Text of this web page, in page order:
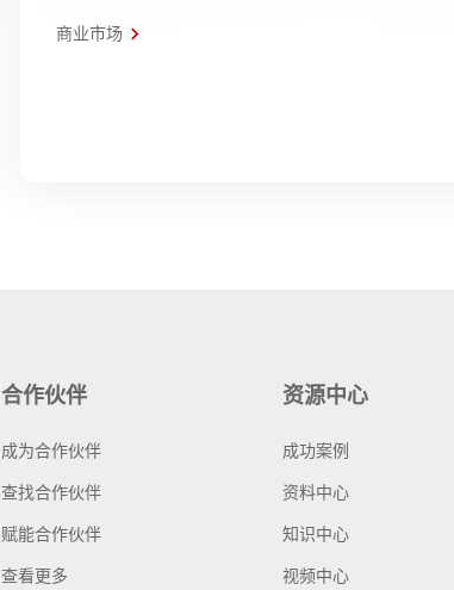
商业市场
合作伙伴
成为合作伙伴
查找合作伙伴
赋能合作伙伴
查看更多
资源中心
成功案例
资料中心
知识中心
视频中心